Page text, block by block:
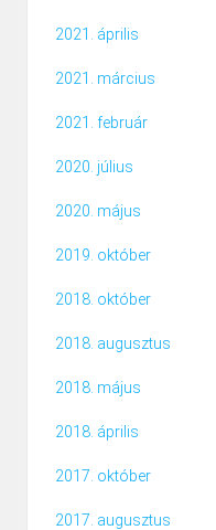
2021. április
2021. március
2021. február
2020. július
2020. május
2019. október
2018. október
2018. augusztus
2018. május
2018. április
2017. október
2017. augusztus